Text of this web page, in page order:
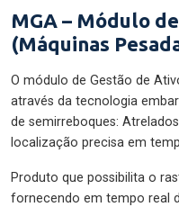
MGA – Módulo
(Máquinas
O módulo de Gestão de
através da tecnologia
de semirreboques:
localização precisa em
Produto que possibilita o
fornecendo em tempo real